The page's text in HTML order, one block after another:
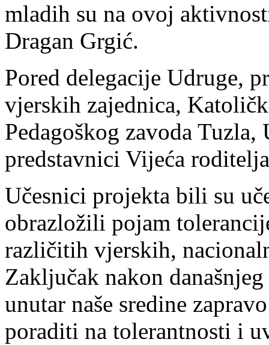
mladih su na ovoj
Dragan Grgić.
Pored delegacije Udruge,
vjerskih zajednica,
Pedagoškog zavoda
predstavnici Vijeća
Učesnici projekta bili su
obrazložili pojam
različitih vjerskih,
Zaključak nakon
unutar naše sredine
poraditi na tolerantnosti i